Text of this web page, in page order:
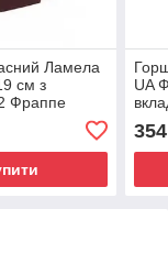
Ламела
см з
Фраппе
UA
354